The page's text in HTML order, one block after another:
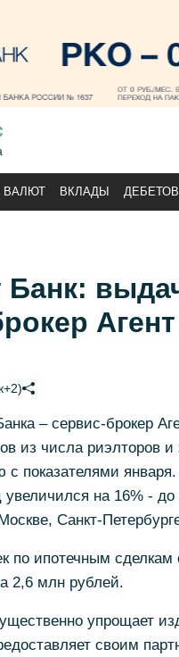
ВАЛЮТ ВКЛАДЫ
– сервис-брокер
из числа риэлторов
с показателями
увеличился на 16% -
Санкт-
по ипотечным
2,6 млн рублей.
упрощает
своим